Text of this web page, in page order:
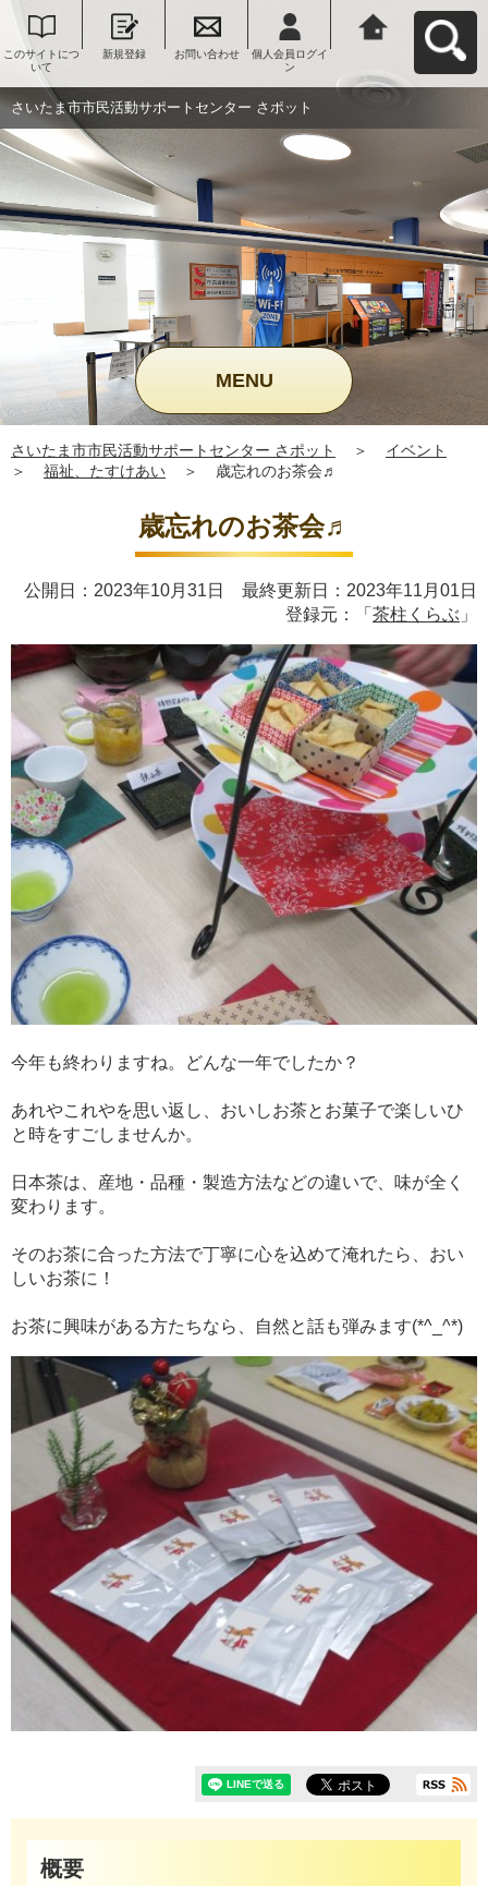
このサイトにつ
いて
新規登録 お問い合わせ
個人会員ログイ
ン
ンター さポット
へ戻る
さいたま市市民活動サポートセンター さポット
MENU
さいたま市市民活動サポートセンター さポット ＞
イベント
＞
福祉、たすけあい ＞ 歳忘れのお茶会♬
歳忘れのお茶会♬
公開日：2023年10月31日 最終更新日：2023年11月01日
登録元：「 茶柱くらぶ 」
今年も終わりますね。どんな一年でしたか？
あれやこれやを思い返し、おいしお茶とお菓子で楽しいひ
と時をすごしませんか。
日本茶は、産地・品種・製造方法などの違いで、味が全く
変わります。
そのお茶に合った方法で丁寧に心を込めて淹れたら、おい
しいお茶に！
お茶に興味がある方たちなら、自然と話も弾みます(*^_^*)
概要